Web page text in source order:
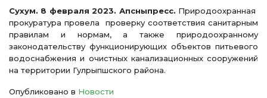
Сухум. 8 февраля 2023. Апсныпресс. Природоохранная
прокуратура провела проверку соответствия санитарным
правилам и нормам, а также природоохранному
законодательству функционирующих объектов питьевого
водоснабжения и очистных канализационных сооружений
на территории Гулрыпшского района.
Опубликовано в Новости